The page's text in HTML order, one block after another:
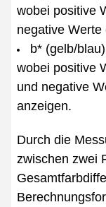
wobei positive
negative
b* (gelb/
wobei positive
und negative
anzeigen.
Durch die
zwischen zwei